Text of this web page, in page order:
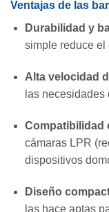
Ventajas de las
Durabilidad y
simple reduce el
Alta velocidad
las necesidades
Compatibilidad
cámaras LPR
dispositivos
Diseño
las hace aptas